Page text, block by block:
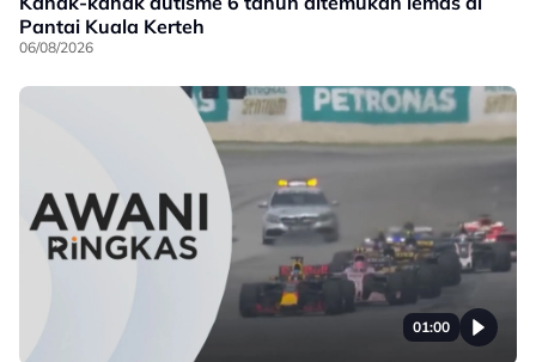
Pantai Kuala Kerteh
06/08/2026
01:00